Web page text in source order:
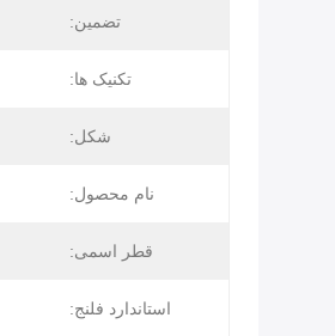
تضمین:
تکنیک ها:
شکل:
نام محصول:
قطر اسمی:
استاندارد فلنج: